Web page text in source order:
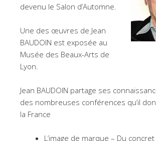
devenu le Salon d’Automne.
Une des œuvres de Jean
BAUDOIN est exposée au
Musée des Beaux-Arts de
Lyon.
Jean BAUDOIN partage ses
des nombreuses conférences qu’il
la France
L’image de marque – Du concret